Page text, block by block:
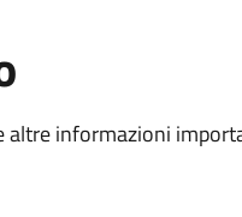
altre informazioni